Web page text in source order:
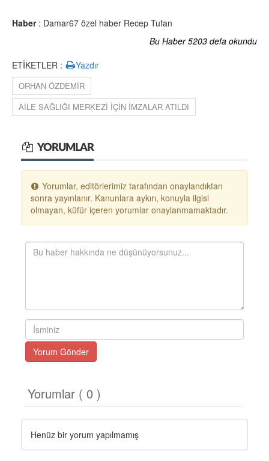
Haber: Damar67 özel haber Recep Tufan
Bu Haber 5203 defa okundu
ETİKETLER :
Yazdır
ORHAN ÖZDEMİR
AİLE SAĞLIĞI MERKEZİ İÇİN İMZALAR ATILDI
YORUMLAR
Yorumlar, editörlerimiz tarafından onaylandıktan
sonra yayınlanır. Kanunlara aykırı, konuyla ilgisi
olmayan, küfür içeren yorumlar onaylanmamaktadır.
Yorum Gönder
Yorumlar ( 0 )
Henüz bir yorum yapılmamış